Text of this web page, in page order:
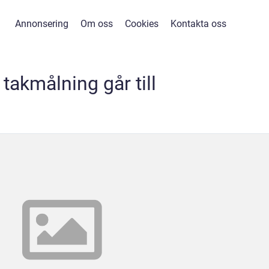
Annonsering Om oss Cookies Kontakta oss
går till